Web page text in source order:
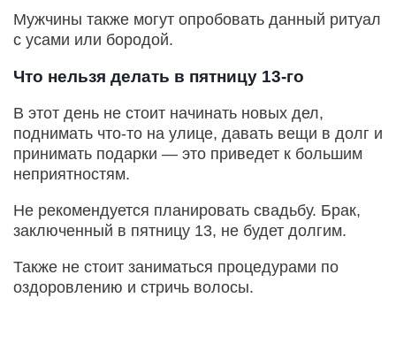
Мужчины также могут опробовать данный ритуал
с усами или бородой.
Что нельзя делать в пятницу 13-го
В этот день не стоит начинать новых дел,
поднимать что-то на улице, давать вещи в долг и
принимать подарки — это приведет к большим
неприятностям.
Не рекомендуется планировать свадьбу. Брак,
заключенный в пятницу 13, не будет долгим.
Также не стоит заниматься процедурами по
оздоровлению и стричь волосы.